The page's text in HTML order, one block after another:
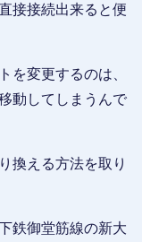
接接続出来ると便
を変更するのは、
動してしまうんで
換える方法を取り
鉄御堂筋線の新大